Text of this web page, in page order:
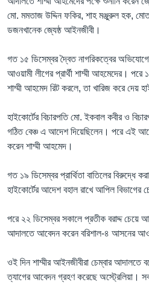
মো. মমতাজ উদ্দিন ফকির, শাহ মঞ্জুরুল হক,
ডজনখানেক জ্যেষ্ঠ আইনজীবী।
গত ১৫ ডিসেম্বর দ্বৈত নাগরিকত্বের অভিযোগে
আওয়ামী লীগের প্রার্থী শাম্মী আহমেদের। পরে
শাম্মী আহমেদ রিট করলে, তা খারিজ করে দেয়
হাইকোর্টের বিচারপতি মো. ইকবাল কবীর ও
গঠিত বেঞ্চ এ আদেশ দিয়েছিলেন। পরে এই
করেন শাম্মী আহমেদ।
গত ১৯ ডিসেম্বর প্রার্থিতা বাতিলের বিরুদ্ধে
হাইকোর্টের আদেশ বহাল রাখে আপিল বিভাগের
পরে ২২ ডিসেম্বর সকালে প্রতীক বরাদ্দ চেয়ে
আদালতে আবেদন করেন বরিশাল-৪ আসনের
ওই দিন শাম্মীর আইনজীবীরা চেম্বার আদালতে
ত্যাগের আবেদন গ্রহণ করেছে অস্ট্রেলিয়া।